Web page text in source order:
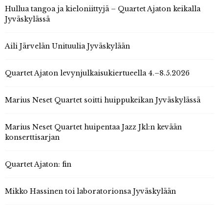
Hullua tangoa ja kieloniittyjä – Quartet Ajaton keikalla
Jyväskylässä
Aili Järvelän Unituulia Jyväskylään
Quartet Ajaton levynjulkaisukiertueella 4.–8.5.2026
Marius Neset Quartet soitti huippukeikan Jyväskylässä
Marius Neset Quartet huipentaa Jazz Jkl:n kevään
konserttisarjan
Quartet Ajaton: fin
Mikko Hassinen toi laboratorionsa Jyväskylään